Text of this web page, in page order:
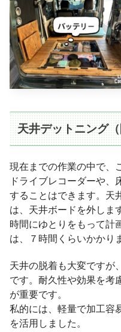
天井デットニング
現在までの作業の中で、
ドライブレコーダーや、
することはできます。天
は、天井ボードを外しま
時間にゆとりをもって
は、７時間くらいかかり
天井の脱着も大変ですが
です。耐久性や効果を考
が重要です。
私的には、軽量で加工容
を活用しました。